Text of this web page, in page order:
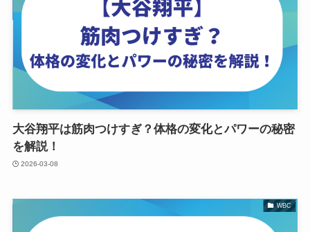
大谷翔平は筋肉つけすぎ？体格の変化とパワーの秘密
を解説！
2026-03-08
WBC